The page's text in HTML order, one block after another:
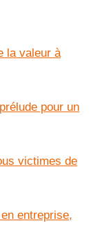
la valeur à
pour un
victimes de
entreprise,